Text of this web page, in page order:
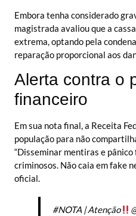
Embora tenha considerado
magistrada avaliou que a
extrema, optando pela
reparação proporcional aos
Alerta contra o
financeiro
Em sua nota final, a Receita
população para não
“Disseminar mentiras e
criminosos. Não caia em fake
oficial.
#NOTA | Atenção